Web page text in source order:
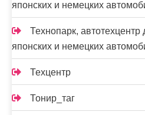
японских и немецких
Технопарк, автотехцентр
японских и немецких
Техцентр
Тонир_таг